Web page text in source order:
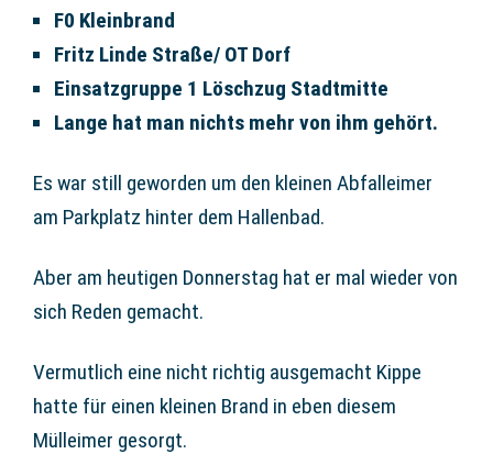
F0 Kleinbrand
Fritz Linde Straße/ OT Dorf
Einsatzgruppe 1 Löschzug Stadtmitte
Lange hat man nichts mehr von ihm gehört.
Es war still geworden um den kleinen Abfalleimer
am Parkplatz hinter dem Hallenbad.
Aber am heutigen Donnerstag hat er mal wieder von
sich Reden gemacht.
Vermutlich eine nicht richtig ausgemacht Kippe
hatte für einen kleinen Brand in eben diesem
Mülleimer gesorgt.